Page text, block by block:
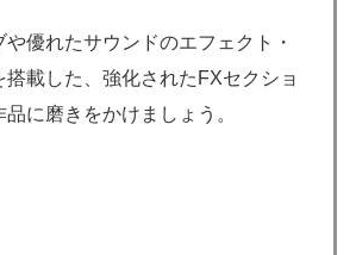
優れたサウンドのエフェクト・
搭載した、強化されたFXセクショ
に磨きをかけましょう。